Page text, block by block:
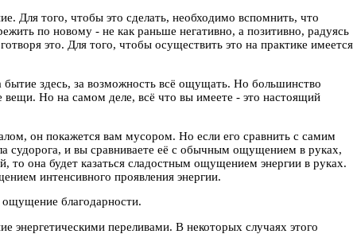
Для того, чтобы это сделать, необходимо вспомнить, что
по новому - не как раньше негативно, а позитивно, радуясь
это. Для того, чтобы осуществить это на практике имеется
бытие здесь, за возможность всё ощущать. Но большинство
вещи. Но на самом деле, всё что вы имеете - это настоящий
он покажется вам мусором. Но если его сравнить с самим
судорога, и вы сравниваете её с обычным ощущением в руках,
то она будет казаться сладостным ощущением энергии в руках.
интенсивного проявления энергии.
ощущение благодарности.
переливами. В некоторых случаях этого